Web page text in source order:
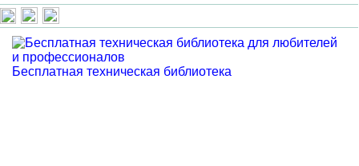
Бесплатная техническая библиотека